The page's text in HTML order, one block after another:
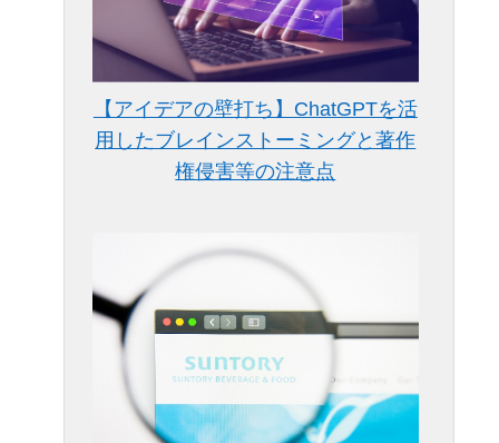
【アイデアの壁打ち】ChatGPTを活
用したブレインストーミングと著作
権侵害等の注意点